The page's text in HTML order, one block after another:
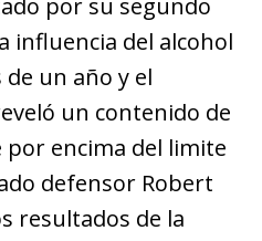
por su segundo
influencia del alcohol
un año y el
un contenido de
por encima del limite
defensor Robert
resultados de la